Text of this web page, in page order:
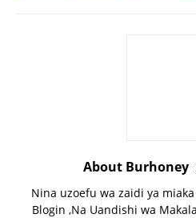
About Burhoney
Nina uzoefu wa zaidi ya
Blogin ,Na Uandishi wa